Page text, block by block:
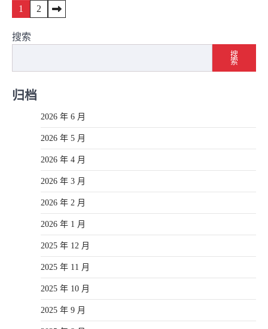
文
导
1 2
搜索
搜
索
归档
2026 年 6 月
2026 年 5 月
2026 年 4 月
2026 年 3 月
2026 年 2 月
2026 年 1 月
2025 年 12 月
2025 年 11 月
2025 年 10 月
2025 年 9 月